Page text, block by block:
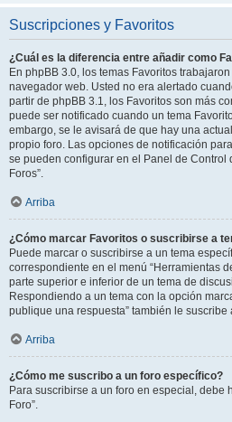
Suscripciones y Favoritos
¿Cuál es la diferencia entre añadir como
En phpBB 3.0, los temas Favoritos
navegador web. Usted no era alertado
partir de phpBB 3.1, los Favoritos son más
puede ser notificado cuando un tema
embargo, se le avisará de que hay una
propio foro. Las opciones de notificación
se pueden configurar en el Panel de Control
Foros”.
Arriba
¿Cómo marcar Favoritos o suscribirse a
Puede marcar o suscribirse a un tema
correspondiente en el menú “Herramientas
parte superior e inferior de un tema de
Respondiendo a un tema con la opción
publique una respuesta” también le suscribe
Arriba
¿Cómo me suscribo a un foro específico?
Para suscribirse a un foro en especial, debe
Foro”.